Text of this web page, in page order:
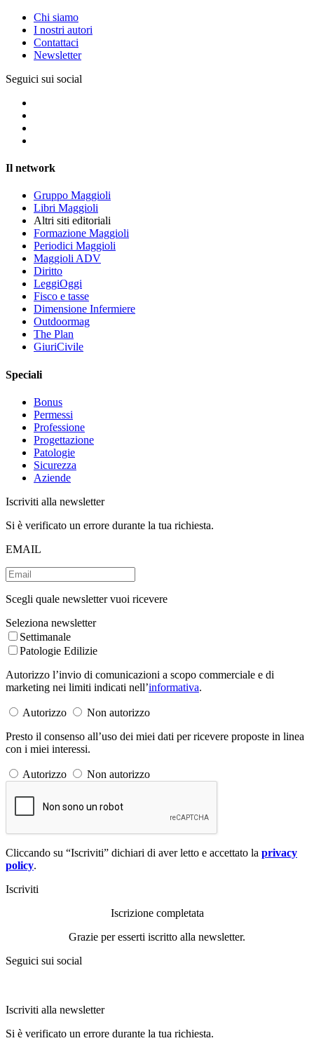
Chi siamo
I nostri autori
Contattaci
Newsletter
Seguici sui social
Il network
Gruppo Maggioli
Libri Maggioli
Altri siti editoriali
Formazione Maggioli
Periodici Maggioli
Maggioli ADV
Diritto
LeggiOggi
Fisco e tasse
Dimensione Infermiere
Outdoormag
The Plan
GiuriCivile
Speciali
Bonus
Permessi
Professione
Progettazione
Patologie
Sicurezza
Aziende
Iscriviti alla newsletter
Si è verificato un errore durante la tua richiesta.
EMAIL
Scegli quale newsletter vuoi ricevere
Seleziona newsletter
Settimanale
Patologie Edilizie
Autorizzo l’invio di comunicazioni a scopo commerciale e di
marketing nei limiti indicati nell’informativa.
Autorizzo
Non autorizzo
Presto il consenso all’uso dei miei dati per ricevere proposte in linea
con i miei interessi.
Autorizzo Non autorizzo
Cliccando su “Iscriviti” dichiari di aver letto e accettato la privacy
policy.
Iscriviti
Iscrizione completata
Grazie per esserti iscritto alla newsletter.
Seguici sui social
Iscriviti alla newsletter
Si è verificato un errore durante la tua richiesta.